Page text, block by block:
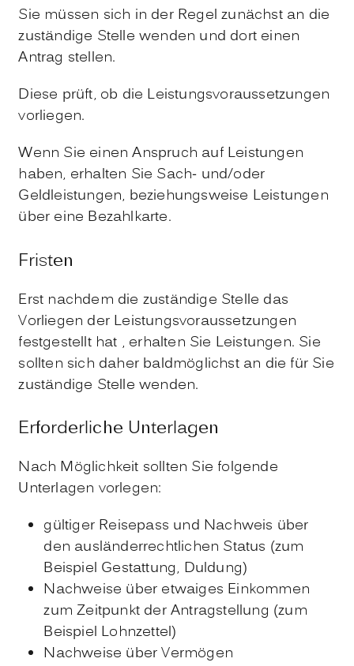
Sie müssen sich in der Regel zunächst an die
zuständige Stelle wenden und dort einen
Antrag stellen.
Diese prüft, ob die Leistungsvoraussetzungen
vorliegen.
Wenn Sie einen Anspruch auf Leistungen
haben, erhalten Sie Sach- und/oder
Geldleistungen, beziehungsweise Leistungen
über eine Bezahlkarte.
Fristen
Erst nachdem die zuständige Stelle das
Vorliegen der Leistungsvoraussetzungen
festgestellt hat , erhalten Sie Leistungen. Sie
sollten sich daher baldmöglichst an die für Sie
zuständige Stelle wenden.
Erforderliche Unterlagen
Nach Möglichkeit sollten Sie folgende
Unterlagen vorlegen:
gültiger Reisepass und Nachweis über
den ausländerrechtlichen Status (zum
Beispiel Gestattung, Duldung)
Nachweise über etwaiges Einkommen
zum Zeitpunkt der Antragstellung (zum
Beispiel Lohnzettel)
Nachweise über Vermögen